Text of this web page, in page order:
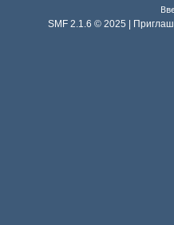
SMF 2.1.6 © 2025 |